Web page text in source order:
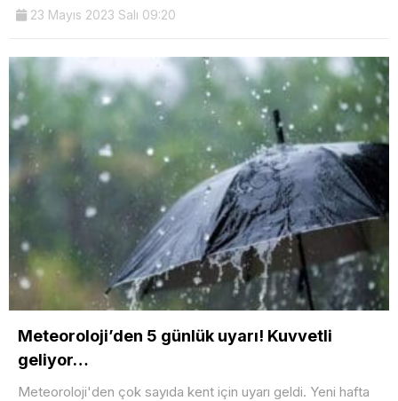
23 Mayıs 2023 Salı 09:20
Meteoroloji’den 5 günlük uyarı! Kuvvetli
geliyor…
Meteoroloji'den çok sayıda kent için uyarı geldi. Yeni hafta